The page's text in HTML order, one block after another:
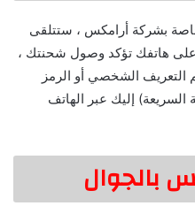
بشركة أرامكس ، ستتلقى
على هاتفك تؤكد وصول شحنتك ،
التعريف الشخصي أو الرمز
إليك عبر الهاتف
بالجوال